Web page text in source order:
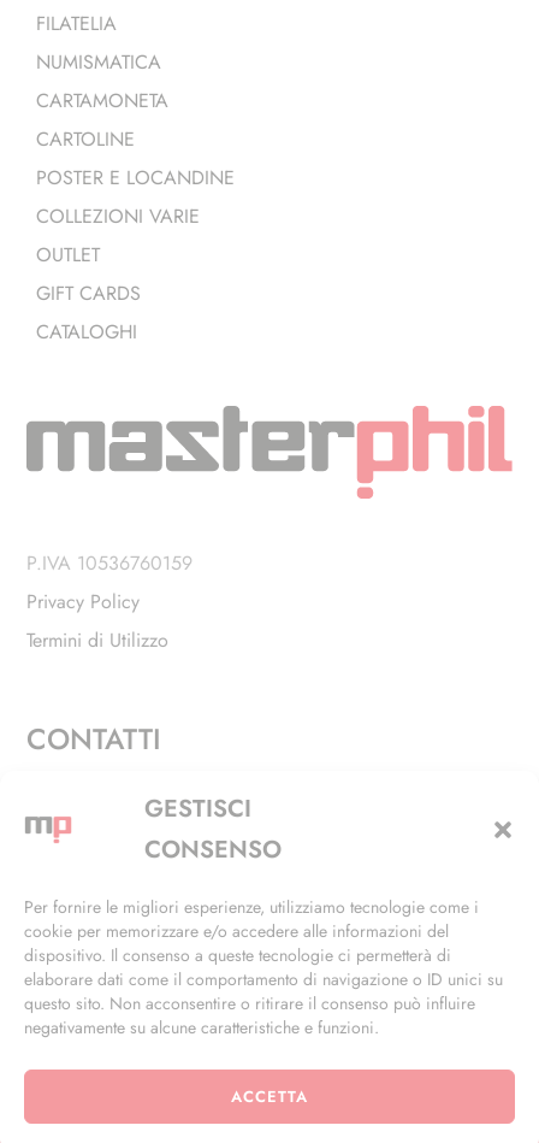
GESTISCI
CONSENSO
Per fornire le migliori esperienze, utilizziamo tecnologie come i
cookie per memorizzare e/o accedere alle informazioni del
dispositivo. Il consenso a queste tecnologie ci permetterà di
elaborare dati come il comportamento di navigazione o ID unici su
questo sito. Non acconsentire o ritirare il consenso può influire
negativamente su alcune caratteristiche e funzioni.
ACCETTA
FILATELIA
NUMISMATICA
CARTAMONETA
CARTOLINE
POSTER E LOCANDINE
COLLEZIONI VARIE
OUTLET
GIFT CARDS
CATALOGHI
P.IVA 10536760159
Privacy Policy
Termini di Utilizzo
CONTATTI
Via Alfieri, 27 - Trezzano Sul Naviglio (MI)
+39 02 4846 3155
info@masterphil.it